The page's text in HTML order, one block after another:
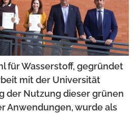
für Wasserstoff, gegründet
mit der Universität
der Nutzung dieser grünen
Anwendungen, wurde als